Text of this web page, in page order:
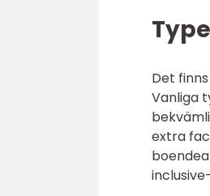
Det
Vanliga
extra